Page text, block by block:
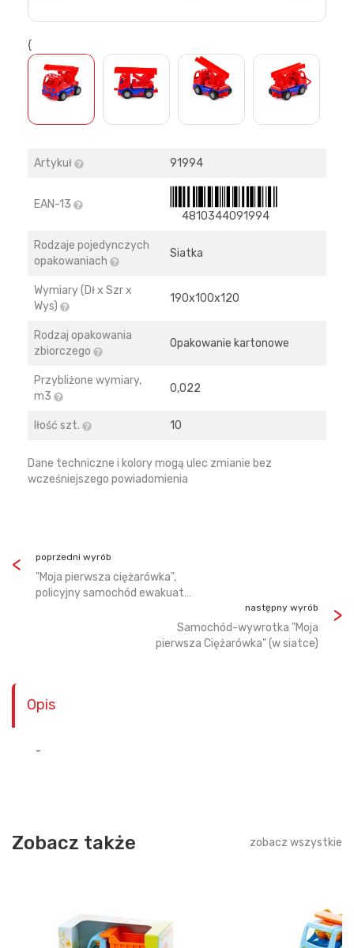
{
>
Artykuł 91994
EAN-13
4810344091994
Rodzaje pojedynczych
opakowaniach
Siatka
Wymiary (Dł x Szr x
Wys)
190х100х120
Rodzaj opakowania
zbiorczego
Opakowanie kartonowe
Przybliżone wymiary,
m3
0,022
Iłość szt. 10
Dane techniczne i kolory mogą ulec zmianie bez
wcześniejszego powiadomienia
poprzedni wyrób
"Moja pierwsza ciężarówka",
policyjny samochód ewakuat…
następny wyrób
Samochód-wywrotka "Moja
pierwsza Ciężarówka" (w siatce)
Opis
-
Zobacz także zobacz wszystkie